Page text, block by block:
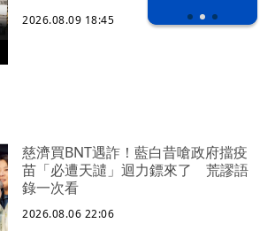
2026.08.09 18:45
慈濟買BNT遇詐！藍白昔嗆政府擋疫
苗「必遭天譴」迴力鏢來了 荒謬語
錄一次看
2026.08.06 22:06